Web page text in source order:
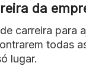
da
carreira para
todas
lugar.